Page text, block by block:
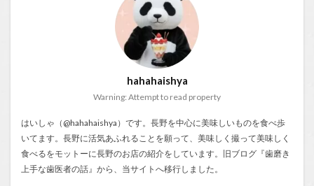
hahahaishya
Warning: Attempt to read property
はいしゃ（@hahahaishya）です。長野を中心に美味しいものを食べ歩
いてます。長野に活気あふれることを願って、美味しく撮って美味しく
食べるをモットーに長野のお店の紹介をしています。旧ブログ『歯磨き
上手な歯医者の話』から、当サイトへ移行しました。